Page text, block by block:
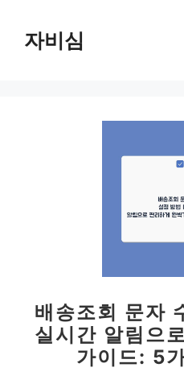
자비심
배송조회 문자
실시간 알림으
가이드: 5